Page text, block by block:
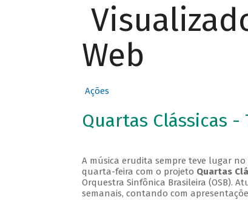
Web
Ações
Quartas Clássicas -
A música erudita sempre teve lugar no
quarta-feira com o projeto Quartas
Orquestra Sinfônica Brasileira (OSB).
semanais, contando com